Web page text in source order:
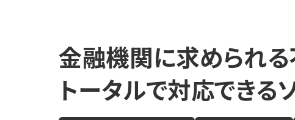
金融機関に求められ
トータルで対応できる